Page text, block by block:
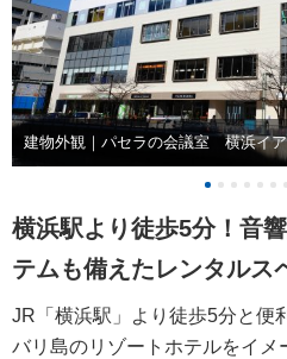
建物外観｜パセラの会議室 横浜イ
横浜駅より徒歩5分！音
テムも備えたレンタルス
JR「横浜駅」より徒歩5分と便
バリ島のリゾートホテルをイ